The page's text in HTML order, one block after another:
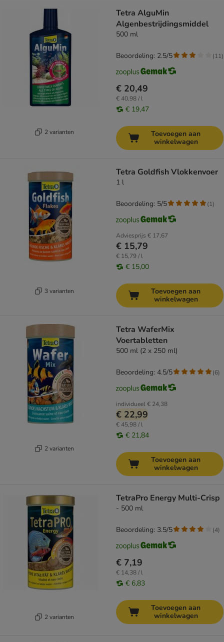
2 varianten
Tetra AlguMin
Algenbestrijdingsmiddel
500 ml
€ 20,49
€ 40,98 / l
€ 19,47
Beoordeling: 2.5/5 (11)
Toevoegen aan
winkelwagen
3 varianten
Tetra Goldfish Vlokkenvoer
1 l
Adviesprijs € 17,67
€ 15,79
€ 15,79 / l
€ 15,00
Beoordeling: 5/5 (1)
Toevoegen aan
winkelwagen
2 varianten
Tetra WaferMix
Voertabletten
500 ml (2 x 250 ml)
individueel€ 24,38
€ 22,99
€ 45,98 / l
€ 21,84
Beoordeling: 4.5/5 (6)
Toevoegen aan
winkelwagen
2 varianten
TetraPro Energy Multi-Crisp
- 500 ml
€ 7,19
€ 14,38 / l
€ 6,83
Beoordeling: 3.5/5 (4)
Toevoegen aan
winkelwagen